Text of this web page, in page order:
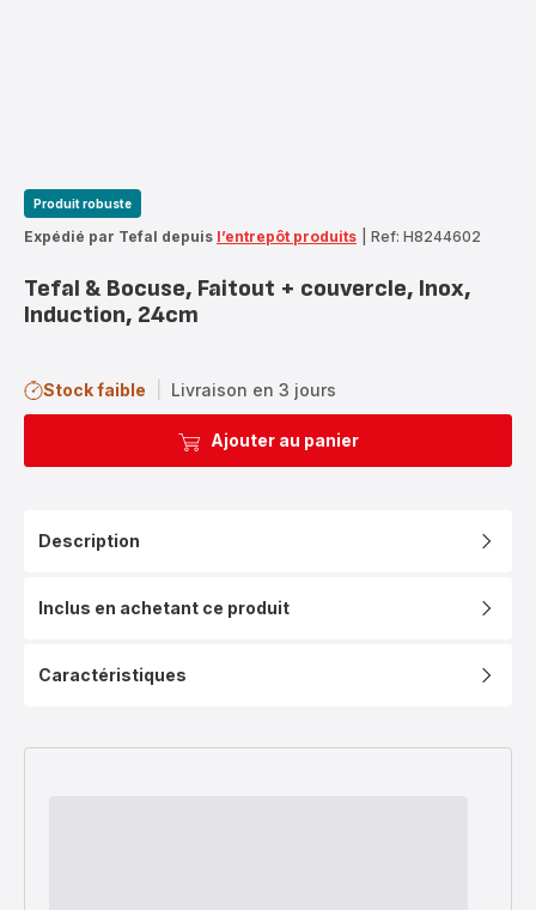
Produit robuste
Expédié par Tefal depuis l’entrepôt produits Ref: H8244602
Tefal & Bocuse, Faitout + couvercle, Inox,
Induction, 24cm
Stock faible Livraison en 3 jours
Ajouter au panier
Description
Inclus en achetant ce produit
Caractéristiques